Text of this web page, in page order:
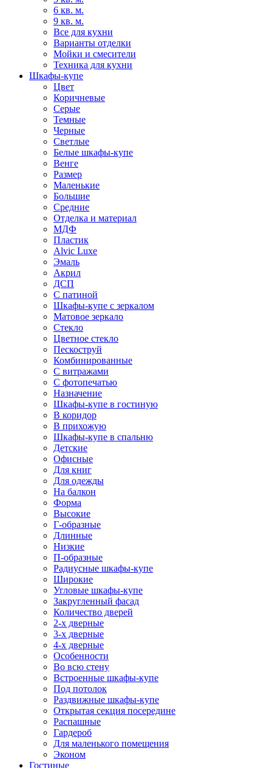
6 кв. м.
9 кв. м.
Все для кухни
Варианты отделки
Мойки и смесители
Техника для кухни
Шкафы-купе
Цвет
Коричневые
Серые
Темные
Черные
Светлые
Белые шкафы-купе
Венге
Размер
Маленькие
Большие
Средние
Отделка и материал
МДФ
Пластик
Alvic Luxe
Эмаль
Акрил
ДСП
С патиной
Шкафы-купе с зеркалом
Матовое зеркало
Стекло
Цветное стекло
Пескоструй
Комбинированные
С витражами
С фотопечатью
Назначение
Шкафы-купе в гостиную
В коридор
В прихожую
Шкафы-купе в спальню
Детские
Офисные
Для книг
Для одежды
На балкон
Форма
Высокие
Г-образные
Длинные
Низкие
П-образные
Радиусные шкафы-купе
Широкие
Угловые шкафы-купе
Закругленный фасад
Количество дверей
2-х дверные
3-х дверные
4-х дверные
Особенности
Во всю стену
Встроенные шкафы-купе
Под потолок
Раздвижные шкафы-купе
Открытая секция посередине
Распашные
Гардероб
Для маленького помещения
Эконом
Гостиные